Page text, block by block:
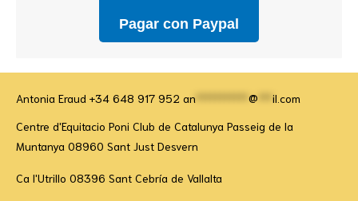
Pagar con Paypal
Antonia Eraud +34 648 917 952 an @
il.com
Centre d'Equitacio Poni Club de Catalunya Passeig de la
Muntanya 08960 Sant Just Desvern
Ca l'Utrillo 08396 Sant Cebría de Vallalta